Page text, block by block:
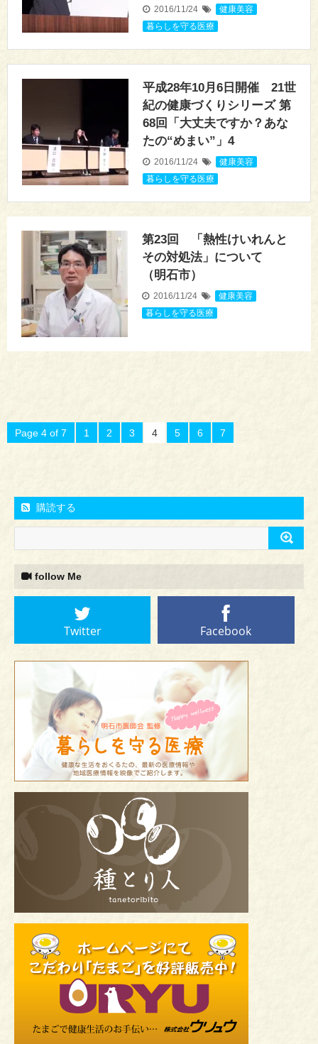
2016/11/24 健康美容
暮らしを守る医療
平成28年10月6日開催 21世
紀の健康づくりシリーズ 第
68回「大丈夫ですか？あな
たの“めまい”」4
2016/11/24 健康美容
暮らしを守る医療
第23回 「熱性けいれんと
その対処法」について
（明石市）
2016/11/24 健康美容
暮らしを守る医療
Page 4 of 7 1 2 3 4 5 6 7
購読する
follow Me
Twitter Facebook